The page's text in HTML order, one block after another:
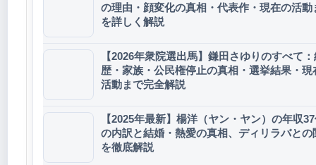
の理由・顔変化の真相・代表作・現在の活動
を詳しく解説
【2026年衆院選出馬】鎌田さゆりのすべて
歴・家族・公民権停止の真相・選挙結果・現
活動まで完全解説
【2025年最新】楊洋（ヤン・ヤン）の年収
の内訳と結婚・熱愛の真相、ディリラバとの
を徹底解説